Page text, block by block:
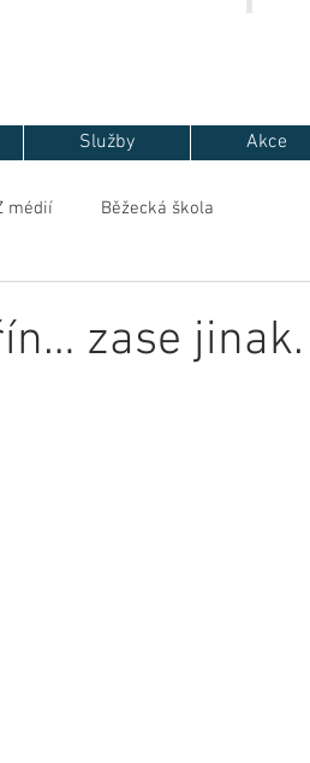
Služby Akce
médií Běžecká škola
zase jinak.